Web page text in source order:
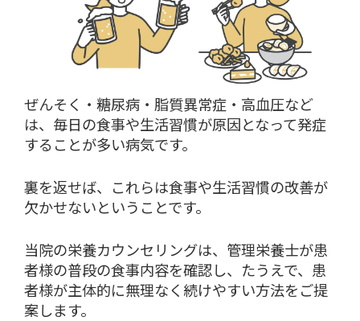
ぜんそく・糖尿病・脂質異常症・高血圧など
は、毎日の食事や生活習慣が原因となって発症
することが多い病気です。
裏を返せば、これらは食事や生活習慣の改善が
欠かせないということです。
当院の栄養カウンセリングは、管理栄養士が患
者様の普段の食事内容を確認し、たうえで、患
者様が主体的に無理なく続けやすい方法をご提
案します。